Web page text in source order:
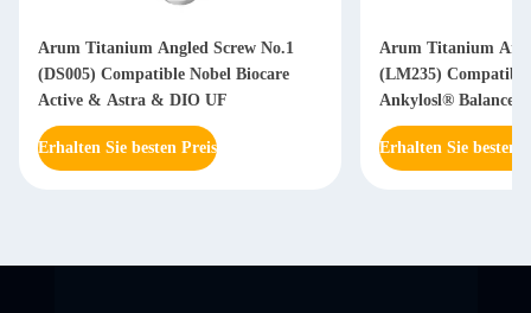
Arum Titanium Angled Screw No.1
(DS005) Compatible Nobel Biocare
Active & Astra & DIO UF
Erhalten Sie besten Preis
Arum Titanium
(LM235)
Ankylosl® Balance
Erhalten Sie besten